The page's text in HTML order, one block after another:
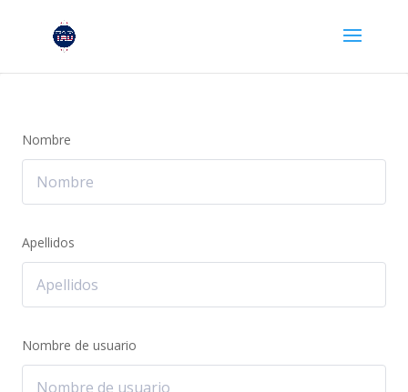
Nombre
Apellidos
Nombre de usuario